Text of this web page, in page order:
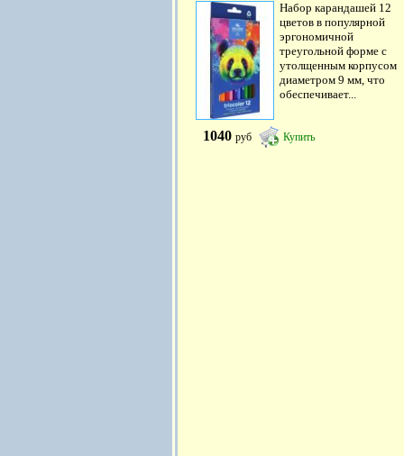
Набор карандашей 12
цветов в популярной
эргономичной
треугольной форме с
утолщенным корпусом
диаметром 9 мм, что
обеспечивает...
1040 руб Купить